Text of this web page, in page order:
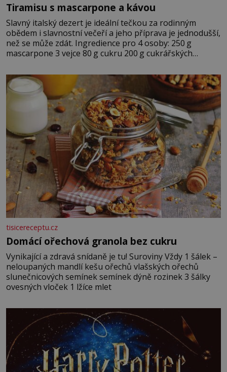
Tiramisu s mascarpone a kávou
Slavný italský dezert je ideální tečkou za rodinným
obědem i slavnostní večeří a jeho příprava je jednodušší,
než se může zdát. Ingredience pro 4 osoby: 250 g
mascarpone 3 vejce 80 g cukru 200 g cukrářských
posypání Postup: Oddělte žloutky od bílků. Žloutky
vyšlehejte s cukrem do světlé pěny a postupně do nich
vmíchejte mascarpone, aby vznikl hladký
tisicereceptu.cz
Domácí ořechová granola bez cukru
Vynikající a zdravá snídaně je tu! Suroviny Vždy 1 šálek –
neloupaných mandlí kešu ořechů vlašských ořechů
slunečnicových semínek semínek dýně rozinek 3 šálky
ovesných vloček 1 lžíce mlet